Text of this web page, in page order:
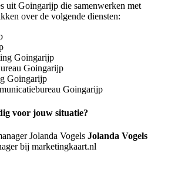
uit Goingarijp die samenwerken met
over de volgende diensten:
Goingarijp
Goingarijp
Goingarijp
Goingarijp
voor jouw situatie?
Jolanda Vogels
bij marketingkaart.nl